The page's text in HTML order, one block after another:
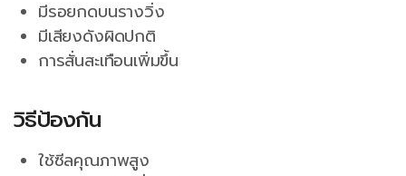
มีรอยกดบนรางวิ่ง
มีเสียงดังผิดปกติ
การสั่นสะเทือนเพิ่มขึ้น
วิธีป้องกัน
ใช้ซีลคุณภาพสูง